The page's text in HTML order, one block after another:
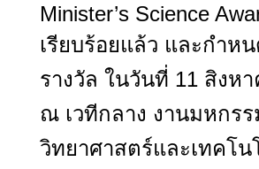
Minister’s Science
เรียบร้อยแล้ว และกำห
รางวัล ในวันที่ 11 สิงห
ณ เวทีกลาง งานมหกรร
วิทยาศาสตร์และเทคโน